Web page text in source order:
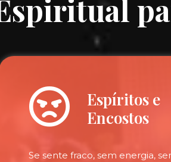
Espíritos e
Encostos
Se sente fraco, sem energia,